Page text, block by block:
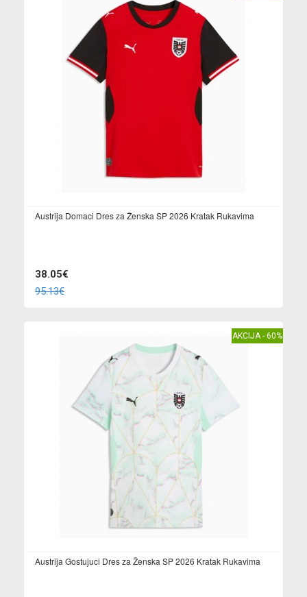
Austrija Domaci Dres za Ženska SP 2026 Kratak Rukavima
38.05€
95.13€
AKCIJA - 60%
Austrija Gostujuci Dres za Ženska SP 2026 Kratak Rukavima